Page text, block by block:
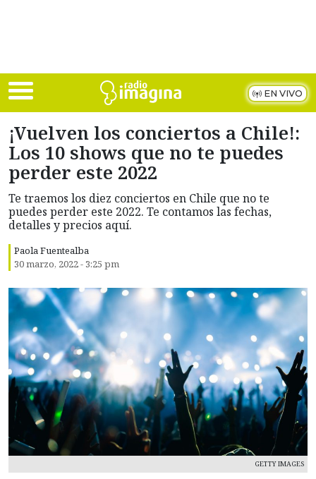
EN VIVO
¡Vuelven los conciertos a Chile!:
Los 10 shows que no te puedes
perder este 2022
Te traemos los diez conciertos en Chile que no te
puedes perder este 2022. Te contamos las fechas,
detalles y precios aquí.
Paola Fuentealba
30 marzo, 2022 - 3:25 pm
GETTY IMAGES